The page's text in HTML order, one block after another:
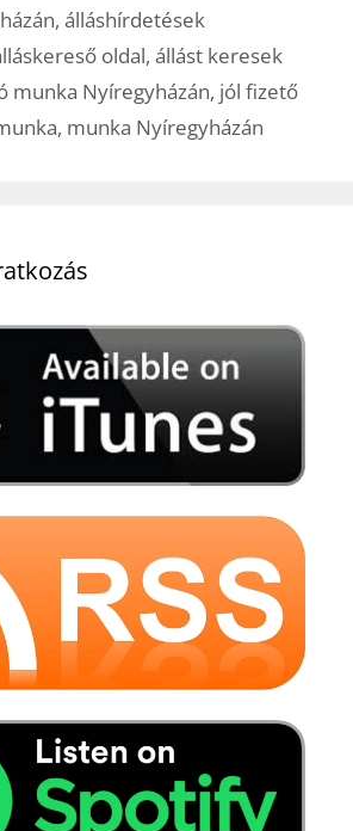
,álláshírdetések
oldal, állást keresek
munka Nyíregyházán, jól fizető
, munka Nyíregyházán